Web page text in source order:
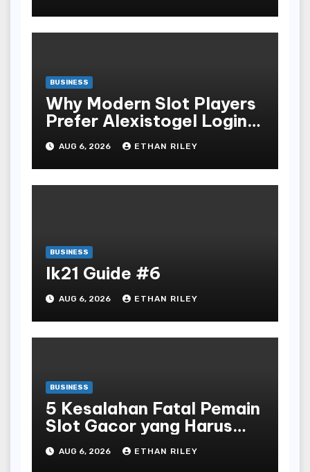
BUSINESS
Why Modern Slot Players
Prefer Alexistogel Login
for Security
AUG 6, 2026 ETHAN RILEY
BUSINESS
lk21 Guide #6
AUG 6, 2026 ETHAN RILEY
BUSINESS
5 Kesalahan Fatal Pemain
Slot Gacor yang Harus
Dihindari di Slot777
Bandar Slot Terbaik
AUG 6, 2026 ETHAN RILEY